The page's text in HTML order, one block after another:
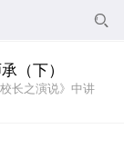

（下）
长之演说》中讲